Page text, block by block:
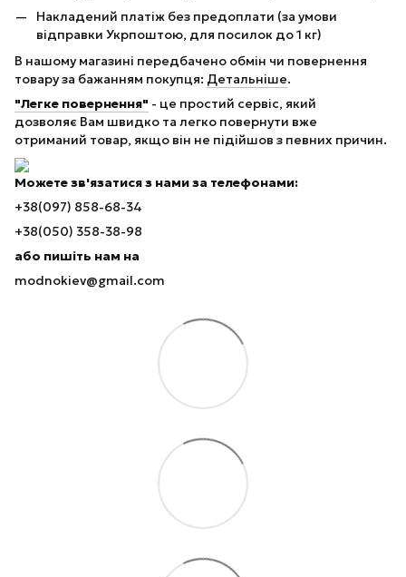
Накладений платіж без предоплати (за умови
відправки Укрпоштою, для посилок до 1 кг)
В нашому магазині передбачено обмін чи повернення
товару за бажанням покупця: Детальніше.
"Легке повернення" - це простий сервіс, який
дозволяє Вам швидко та легко повернути вже
отриманий товар, якщо він не підійшов з певних причин.
Можете зв'язатися з нами за телефонами:
+38(097) 858-68-34
+38(050) 358-38-98
або пишіть нам на
modnokiev@gmail.com